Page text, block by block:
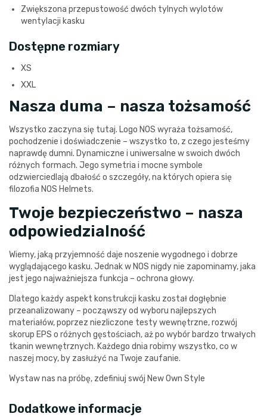
Zwiększona przepustowość dwóch tylnych wylotów
wentylacji kasku
Dostępne rozmiary
XS
XXL
Nasza duma – nasza tożsamość
Wszystko zaczyna się tutaj. Logo NOS wyraża tożsamość,
pochodzenie i doświadczenie – wszystko to, z czego jesteśmy
naprawdę dumni. Dynamiczne i uniwersalne w swoich dwóch
różnych formach. Jego symetria i mocne symbole
odzwierciedlają dbałość o szczegóły, na których opiera się
filozofia NOS Helmets.
Twoje bezpieczeństwo – nasza
odpowiedzialność
Wiemy, jaką przyjemność daje noszenie wygodnego i dobrze
wyglądającego kasku. Jednak w NOS nigdy nie zapominamy, jaka
jest jego najważniejsza funkcja – ochrona głowy.
Dlatego każdy aspekt konstrukcji kasku został dogłębnie
przeanalizowany – począwszy od wyboru najlepszych
materiałów, poprzez niezliczone testy wewnętrzne, rozwój
skorup EPS o różnych gęstościach, aż po wybór bardzo trwałych
tkanin wewnętrznych. Każdego dnia robimy wszystko, co w
naszej mocy, by zasłużyć na Twoje zaufanie.
Wystaw nas na próbę, zdefiniuj swój New Own Style
Dodatkowe informacje